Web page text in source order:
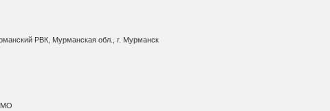
РВК, Мурманская обл., г. Мурманск